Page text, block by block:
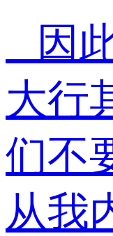
因
大行
们不
从我